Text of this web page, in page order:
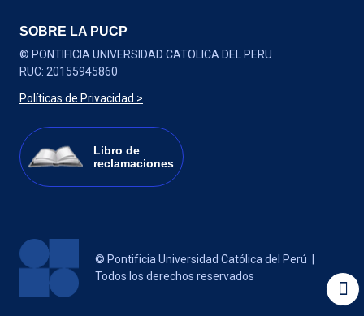
SOBRE LA PUCP
© PONTIFICIA UNIVERSIDAD CATOLICA DEL PERU
RUC: 20155945860
Políticas de Privacidad >
Libro de
reclamaciones
© Pontificia Universidad Católica del Perú |
Todos los derechos reservados